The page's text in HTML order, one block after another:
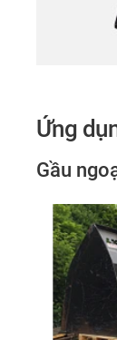
Ứng
Gầu